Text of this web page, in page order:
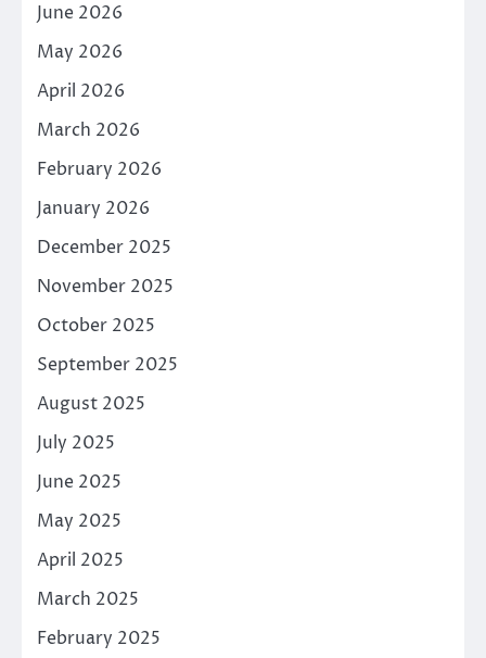
June 2026
May 2026
April 2026
March 2026
February 2026
January 2026
December 2025
November 2025
October 2025
September 2025
August 2025
July 2025
June 2025
May 2025
April 2025
March 2025
February 2025